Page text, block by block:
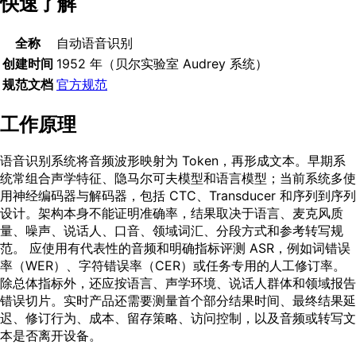
全称
自动语音识别
创建时间 1952 年（贝尔实验室 Audrey 系统）
规范文档 官方规范
工作原理
语音识别系统将音频波形映射为 Token，再形成文本。早期系
统常组合声学特征、隐马尔可夫模型和语言模型；当前系统多使
用神经编码器与解码器，包括 CTC、Transducer 和序列到序列
设计。架构本身不能证明准确率，结果取决于语言、麦克风质
量、噪声、说话人、口音、领域词汇、分段方式和参考转写规
范。 应使用有代表性的音频和明确指标评测 ASR，例如词错误
率（WER）、字符错误率（CER）或任务专用的人工修订率。
除总体指标外，还应按语言、声学环境、说话人群体和领域报告
错误切片。实时产品还需要测量首个部分结果时间、最终结果延
迟、修订行为、成本、留存策略、访问控制，以及音频或转写文
本是否离开设备。